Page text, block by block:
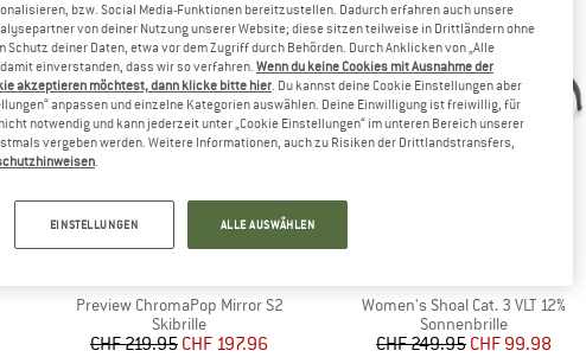
Artikel
Preview ChromaPop Mirror S2
Produktgruppe
Skibrille
Preis
CHF 219.95 reduzierter Preis
CHF 197.96
Artikel
Women's Shoal Cat. 3 VLT 12%
Produktgruppe
Sonnenbrille
Preis
CHF 249.95reduzierter Preis
CHF 99.98
bzw. Social Media-Funktionen bereitzustellen. Dadurch erfahren auch unsere
von deiner Nutzung unserer Website; diese sitzen teilweise in Drittländern ohne
Schutz deiner Daten, etwa vor dem Zugriff durch Behörden. Durch Anklicken von „Alle
einverstanden, dass wir so verfahren. Wenn du keine Cookies mit Ausnahme der
akzeptieren möchtest, dann klicke bitte hier. Du kannst deine Cookie Einstellungen aber
anpassen und einzelne Kategorien auswählen. Deine Einwilligung ist freiwillig, für
notwendig und kann jederzeit unter „Cookie Einstellungen“ im unteren Bereich unserer
vergeben werden. Weitere Informationen, auch zu Risiken der Drittlandstransfers,
.
EINSTELLUNGEN ALLE AUSWÄHLEN